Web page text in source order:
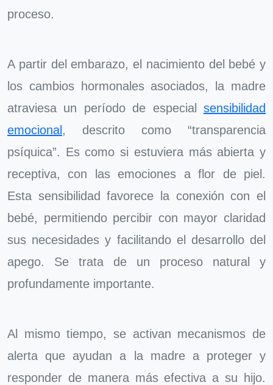
proceso.
A partir del embarazo, el nacimiento del bebé y
los cambios hormonales asociados, la madre
atraviesa un período de especial sensibilidad
emocional , descrito como “transparencia
psíquica”. Es como si estuviera más abierta y
receptiva, con las emociones a flor de piel.
Esta sensibilidad favorece la conexión con el
bebé, permitiendo percibir con mayor claridad
sus necesidades y facilitando el desarrollo del
apego. Se trata de un proceso natural y
profundamente importante.
Al mismo tiempo, se activan mecanismos de
alerta que ayudan a la madre a proteger y
responder de manera más efectiva a su hijo.